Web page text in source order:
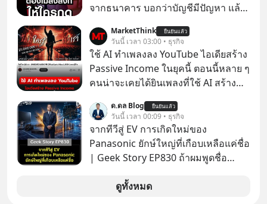
จากธนาคาร บอกว่าบัญชีมีปัญหา แล้ว
ทันที มาฟัง “ป้าเก๋าเล่ากลโกง” เพื่อรู้ทัน
มุกหลอกลวงในคราบความน่าเชื่อถือ
กันค่ะ #แก้เกมกลโกง #ป้าเก๋าเล่ากล
โกง #LivesSustainably #อยู่อย่าง
#FraudEducation #FinancialLiteracy
#DigitalBankWithHumanTouch
MarketThink ยืนยันแล้ว
วันนี้ เวลา 03:00 • ธุรกิจ
ใช้ AI ทำเพลงลง YouTube ไอเดียสร้าง
Passive Income ในยุคนี้ ตอนนี้หลาย ๆ
คนน่าจะเคยได้ยินเพลงที่ใช้ AI สร้าง
รู้ตัวเรา” จากช่องชื่อว่า UNHEARD
MUSIC ที่ตอนนี้มียอดรับชมกว่า 26
ล้านครั้งแล้ว
ด.ดล Blog ยืนยันแล้ว
วันนี้ เวลา 00:09 • ธุรกิจ
จากทีวีสู่ EV การเกิดใหม่ของ
Panasonic ยักษ์ใหญ่ที่เกือบเหลือแค่ชื่อ
| Geek Story EP830 ถ้าผมพูดชื่อ
ถ่านไฟฉาย? ถ้าคุณยังคิดแบบนั้น แสดง
ดูทั้งหมด